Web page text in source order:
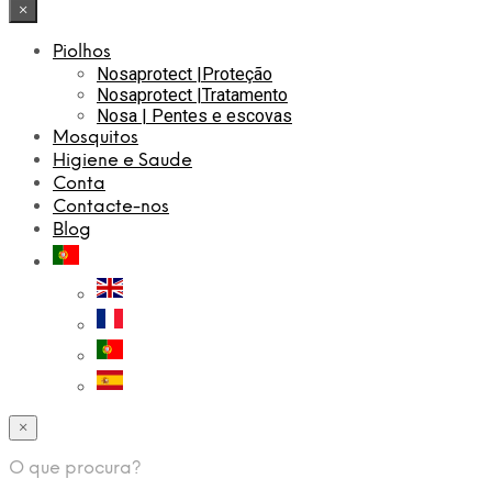
×
Piolhos
Nosaprotect |Proteção
Nosaprotect |Tratamento
Nosa | Pentes e escovas
Mosquitos
Higiene e Saude
Conta
Contacte-nos
Blog
×
O que procura?